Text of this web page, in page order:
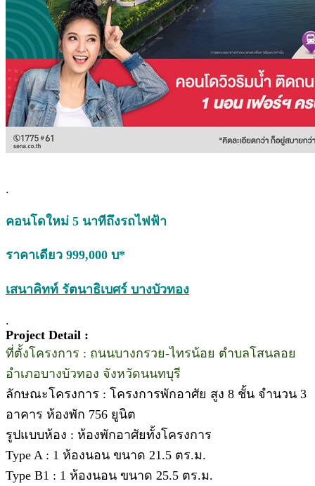
.
คอนโดใหม่ 5 นาทีถึงรถไฟฟ้า
ราคาเดียว 999,000 บ*
เสนาคิทท์ รัตนาธิเบศร์ บางบัวทอง
.
Project Detail :
ที่ตั้งโครงการ : ถนนบางกรวย-ไทรน้อย ตำบลโสนลอย
อำเภอบางบัวทอง จังหวัดนนทบุรี
ลักษณะโครงการ : โครงการพักอาศัย สูง 8 ชั้น จำนวน 3
อาคาร ห้องพัก 756 ยูนิต
รูปแบบห้อง : ห้องพักอาศัยทั้งโครงการ
Type A : 1 ห้องนอน ขนาด 21.5 ตร.ม.
Type B1 : 1 ห้องนอน ขนาด 25.5 ตร.ม.